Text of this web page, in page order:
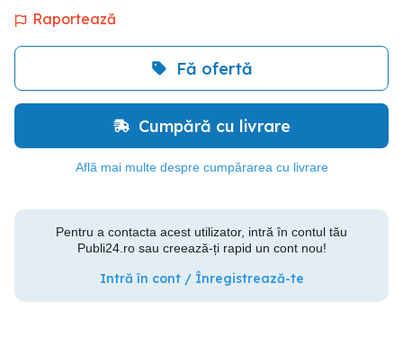
Raportează
Fă ofertă
Cumpără cu livrare
Află mai multe despre cumpărarea cu livrare
Pentru a contacta acest utilizator, intră în contul tău
Publi24.ro sau creează-ți rapid un cont nou!
Intră în cont / Înregistrează-te